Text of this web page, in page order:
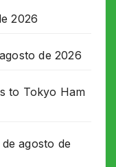
2026
de 2026
to Tokyo Ham
de agosto de